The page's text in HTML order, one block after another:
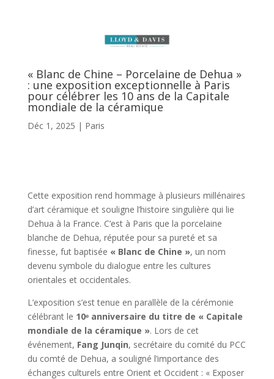
« Blanc de Chine – Porcelaine de Dehua »
: une exposition exceptionnelle à Paris
pour célébrer les 10 ans de la Capitale
mondiale de la céramique
Déc 1, 2025 | Paris
Cette exposition rend hommage à plusieurs millénaires
d’art céramique et souligne l’histoire singulière qui lie
Dehua à la France. C’est à Paris que la porcelaine
blanche de Dehua, réputée pour sa pureté et sa
finesse, fut baptisée « Blanc de Chine », un nom
devenu symbole du dialogue entre les cultures
orientales et occidentales.
L’exposition s’est tenue en parallèle de la cérémonie
célébrant le 10ᵉ anniversaire du titre de « Capitale
mondiale de la céramique ». Lors de cet
événement, Fang Junqin, secrétaire du comité du PCC
du comté de Dehua, a souligné l’importance des
échanges culturels entre Orient et Occident : « Exposer